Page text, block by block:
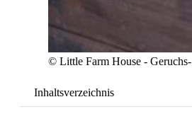
© Little Farm House -
Inhaltsverzeichnis